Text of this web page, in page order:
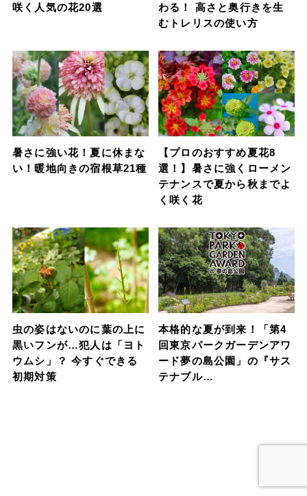
咲く人気の花20選
わる！ 高さと奥行きを生
むトレリスの使い方
暑さに強い花！夏に休まな
い！暖地向きの宿根草21種
【プロのおすすめ夏花8
選！】暑さに強くローメン
テナンスで夏から秋までよ
く咲く花
虫の姿はないのに葉の上に
黒いフンが…犯人は「ヨト
ウムシ」？ 今すぐできる
初期対策
本格的な夏が到来！「第4
回東京パークガーデンアワ
ード夢の島公園」の『サス
テナブル…